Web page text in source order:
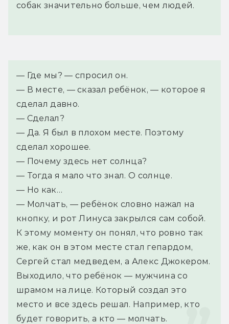
собак значительно больше, чем людей.
— Где мы? — спросил он.
— В месте, — сказал ребёнок, — которое я
сделал давно.
— Сделал?
— Да. Я был в плохом месте. Поэтому
сделал хорошее.
— Почему здесь нет солнца?
— Тогда я мало что знал. О солнце.
— Но как…
— Молчать, — ребёнок словно нажал на
кнопку, и рот Линуса закрылся сам собой.
К этому моменту он понял, что ровно так
же, как он в этом месте стал гепардом,
Сергей стал медведем, а Алекс Джокером.
Выходило, что ребёнок — мужчина со
шрамом на лице. Который создал это
место и все здесь решал. Например, кто
будет говорить, а кто — молчать.